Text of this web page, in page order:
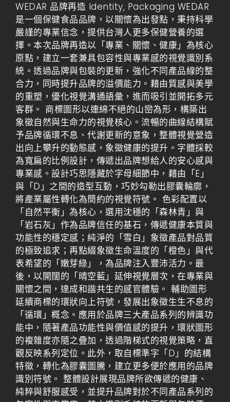
WEDAR 品牌再造 Identity, Packaging WEDAR
是一個保健食品品牌，以關懷為出發點，秉持科學
嚴謹的專業信念，提供台灣人更多保健營養的選
擇。本次品牌再造以「專業、關懷、健康」為核心
原點，建立一套兼具包容性與專業感的視覺識別系
統。透過品牌與包裝的更新，強化不同產品線的整
合力，同時提升品牌的溢價能力。藉由質感與美學
的重塑，優化視覺溝通語彙，進而吸引並開拓多元
客群。 商標圖形以連綿不絕的山巒為形，構築出
象徵自然與生命力的視覺核心。流暢的曲線結構賦
予品牌循環不息、代謝更新的意象，整體視覺營造
出向上攀升的動態感，象徵健康的提升。字體採較
為寬扁的比例設計，傳遞出品牌想給人的安心感與
專業感。設計巧思隱藏於字母細節中，藉由「E」
與「D」之間的造型互動，巧妙勾勒出膠囊輪廓，
將產業屬性轉化為簡約的視覺符號。 色彩配置以
「自然平衡」為核心，選用沈穩的「森林青」與
「岩石灰」作為品牌信任的基石，傳遞健康本質與
功能性的穩定感；純淨的「雪白」象徵產品對品質
的極致追求；再點綴象徵生命溫度的「橙色」與代
表希望的「嫩芽綠」，為品牌注入豐沛活力。最
後，以開闊的「晴空藍」延伸視覺層次，在專業與
關懷之間，達成和諧共生的感官體驗。 輔助圖形
延續商標的環狀向上符號，發展出象徵生生不息的
「循環」概念。應用於品牌三大產品系列的辨識功
能中，隨著產品功能性與價值感的提升，環狀圖形
的複雜度亦隨之疊加，透過階梯式的視覺策略，直
觀反映系列定位。此外，取自標準字「D」的結構
特徵，轉化為膠囊圖騰，建立更多便於應用的品牌
識別符號。 整體設計展現品牌所欲傳遞的健康、
純粹與舒服感受，並提升品牌對於不同產品系列的